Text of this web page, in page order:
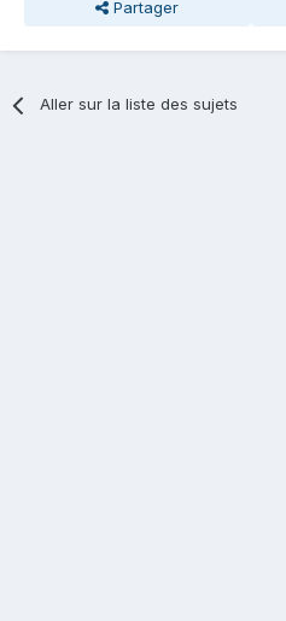
Partager
Aller sur la liste des sujets